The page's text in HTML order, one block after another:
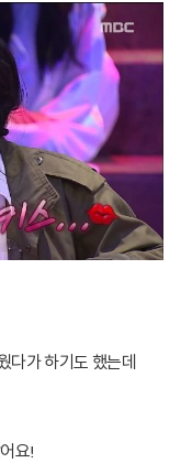
다가 하기도 했는데
요!